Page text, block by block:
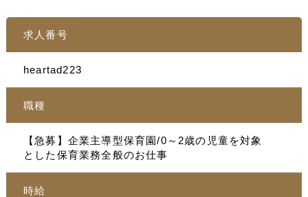
求人番号
heartad223
職種
【急募】企業主導型保育園/0～2歳の児童を対象
とした保育業務全般のお仕事
時給